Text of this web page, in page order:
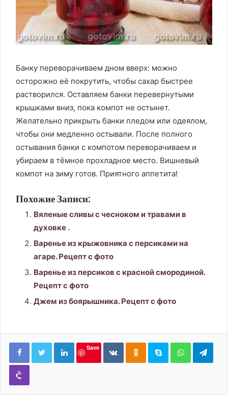
Банку переворачиваем дном вверх: можно
осторожно её покрутить, чтобы сахар быстрее
растворился. Оставляем банки перевернутыми
крышками вниз, пока компот не остынет.
Желательно прикрыть банки пледом или одеялом,
чтобы они медленно остывали. После полного
остывания банки с компотом переворачиваем и
убираем в тёмное прохладное место. Вишневый
компот на зиму готов. Приятного аппетита!
Похожие Записи:
Вяленые сливы с чесноком и травами в
духовке .
Варенье из крыжовника с персиками на
агаре. Рецепт с фото
Варенье из персиков с красной смородиной.
Рецепт с фото
Джем из боярышника. Рецепт с фото
LinkedIn
Save
ВконтактеОдноклассники
Skype WhatsApp
Viber